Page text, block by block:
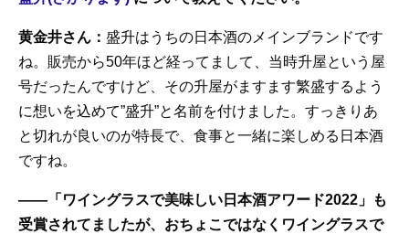
黄金井さん： 盛升はうちの日本酒のメインブランドです
ね。販売から50年ほど経ってまして、当時升屋という屋
号だったんですけど、その升屋がますます繁盛するよう
に想いを込めて”盛升”と名前を付けました。すっきりあ
と切れが良いのが特長で、食事と一緒に楽しめる日本酒
ですね。
——「ワイングラスで美味しい日本酒アワード2022」も
受賞されてましたが、おちょこではなくワイングラスで